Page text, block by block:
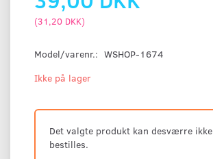
(31,20 DKK)
Model/varenr.: WSHOP-1674
Ikke på lager
Det valgte produkt kan desværre ikke
bestilles.